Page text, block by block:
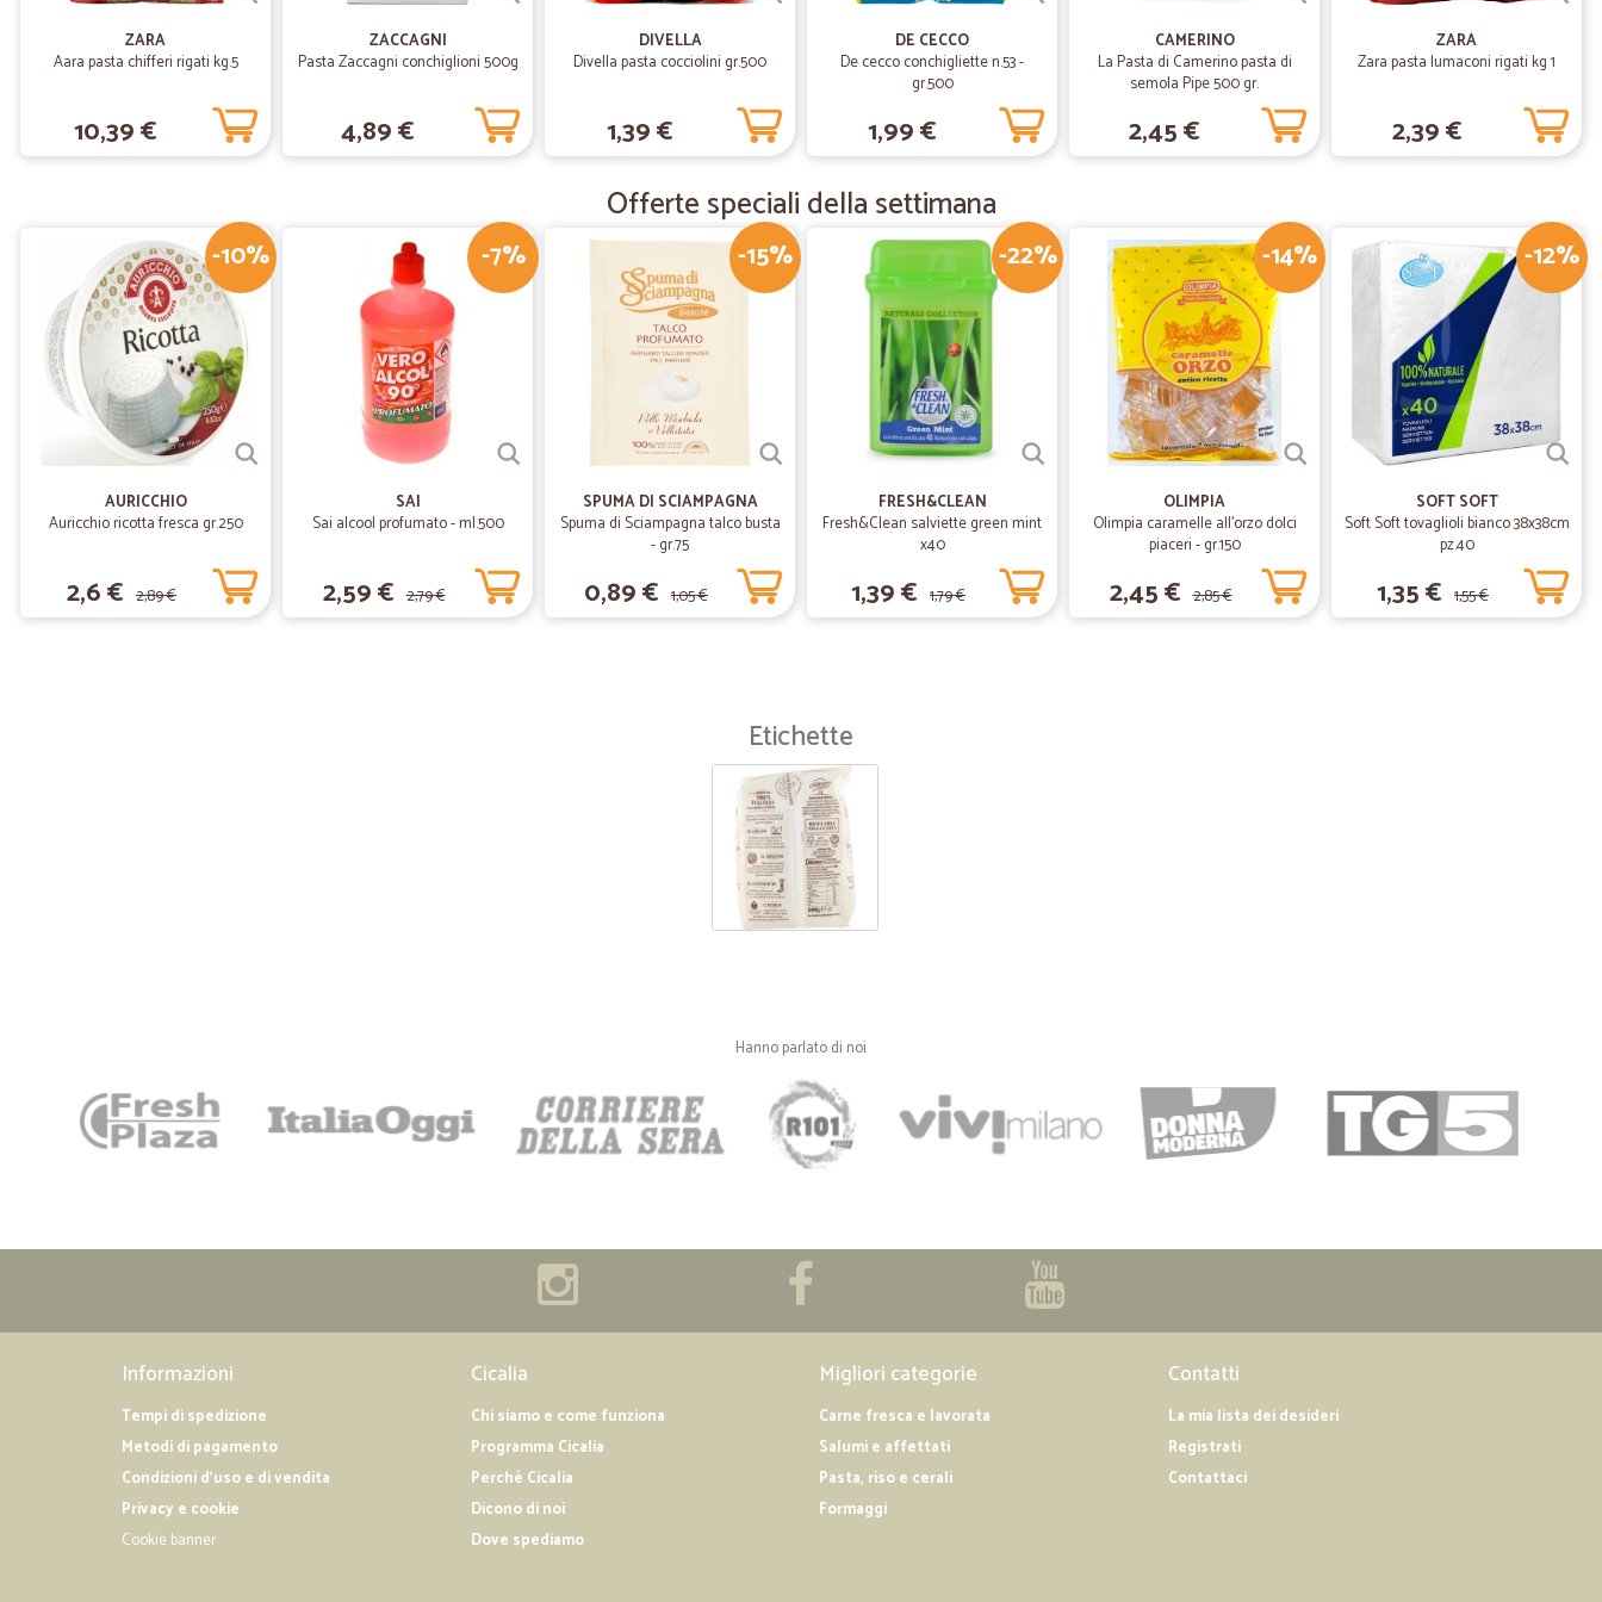
BUONA
CICALIA MASSIMA SERIETA
—Angelo S.
buon servizio
A parte un piccolo disguido iniziale su un articolo ordinato, tutto consegnato in tempi brevi e
con cortesia. Consiglio di prevedere la possibilità di modifica ordine fino al giorno della
preparazione del pacco.
09/05/2019
—
Tutto preciso ...acquisto rapido e…
Tutto preciso ...acquisto rapido e soddisfacente
ZARA
Aara pasta chifferi rigati kg.5
10,39 €
ZACCAGNI
Pasta Zaccagni conchiglioni 500g
4,89 €
DIVELLA
Divella pasta cocciolini gr.500
1,39 €
DE CECCO
De cecco conchigliette n.53 -
gr.500
1,99 €
CAMERINO
La Pasta di Camerino pasta di
semola Pipe 500 gr.
2,45 €
ZARA
Zara pasta lumaconi rigati kg 1
2,39 €
Offerte speciali della settimana
-10%
AURICCHIO
Auricchio ricotta fresca gr.250
2,6 € 2,89 €
-7%
SAI
Sai alcool profumato - ml.500
2,59 € 2,79 €
-15%
SPUMA DI SCIAMPAGNA
Spuma di Sciampagna talco busta
- gr.75
0,89 € 1,05 €
-22%
FRESH&CLEAN
Fresh&Clean salviette green mint
x40
1,39 € 1,79 €
-14%
OLIMPIA
Olimpia caramelle all'orzo dolci
piaceri - gr.150
2,45 € 2,85 €
-12%
SOFT SOFT
Soft Soft tovaglioli bianco 38x38cm
pz.40
1,35 € 1,55 €
Etichette
Hanno parlato di noi
Informazioni
Tempi di spedizione
Metodi di pagamento
Condizioni d'uso e di vendita
Privacy e cookie
Cookie banner
Cicalia
Chi siamo e come funziona
Programma Cicalia
Perché Cicalia
Dicono di noi
Dove spediamo
Migliori categorie
Carne fresca e lavorata
Salumi e affettati
Pasta, riso e cerali
Formaggi
Contatti
La mia lista dei desideri
Registrati
Contattaci